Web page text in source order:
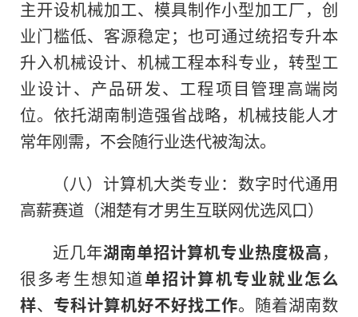
主开设机械加工、模具制作小型加工厂，创
业门槛低、客源稳定；也可通过统招专升本
升入机械设计、机械工程本科专业，转型工
业设计、产品研发、工程项目管理高端岗
位。依托湖南制造强省战略，机械技能人才
常年刚需，不会随行业迭代被淘汰。
（八）计算机大类专业：数字时代通用
高薪赛道（湘楚有才男生互联网优选风口）
近几年湖南单招计算机专业热度极高，
很多考生想知道单招计算机专业就业怎么
样、 专科计算机好不好找工作。随着湖南数